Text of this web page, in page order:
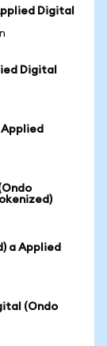
Digital
Digital
a Applied
(Ondo